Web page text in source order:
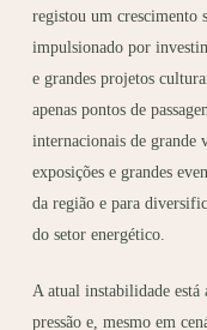
registou um crescimento
impulsionado por
e grandes projetos
apenas pontos de
internacionais de grande
exposições e grandes
da região e para
do setor energético.
A atual instabilidade está
pressão e, mesmo em